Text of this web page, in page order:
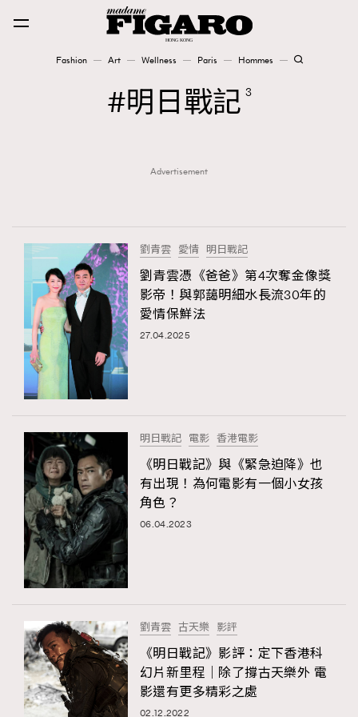
Fashion Art Wellness Paris Hommes
TRENDING
AFrenchMind
DressLikeAParisienne
EmpowerF
FashionWeek
Fashion
Paris
Hommes
AFrenchMind
DressLikeAParisienne 1
EmpowerF 103
FashionWeek 191
FigaroAesthetic
FigaroBeautyRitual
FigaroCeleb 547
FigaroCinéma 281
FigaroDigitalCover 17
FigaroExhibition 12
FigaroExpert
#FigaroExhibition Wyman 揭曉 Figaro Exhibition
第二站！
明日戰記 3
Advertisement
劉青雲 愛情 明日戰記
劉青雲憑《爸爸》第4次奪金像獎
影帝！與郭藹明細水長流30年的
愛情保鮮法
27.04.2025
明日戰記 電影 香港電影
《明日戰記》與《緊急迫降》也
有出現！為何電影有一個小女孩
角色？
06.04.2023
劉青雲 古天樂 影評
《明日戰記》影評：定下香港科
幻片新里程｜除了撐古天樂外 電
影還有更多精彩之處
02.12.2022